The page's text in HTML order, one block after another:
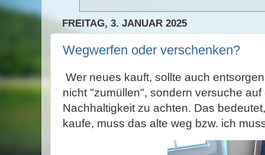
FREITAG, 3. JANUAR 2025
Wegwerfen oder verschenken?
Wer neues kauft, sollte auch
nicht "zumüllen", sondern versuche
Nachhaltigkeit zu achten. Das
kaufe, muss das alte weg bzw. ich